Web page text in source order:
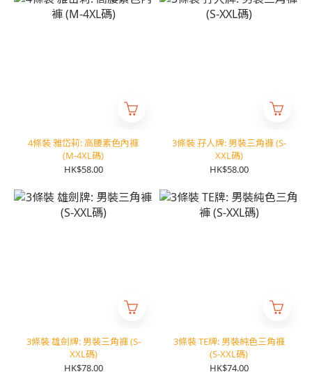
4條裝 雅岱莉: 高腰素色內褲
(M-4XL碼)
HK$58.00
3條裝 孖人牌: 男裝三角褲 (S-
XXL碼)
HK$58.00
3條裝 雄劍牌: 男裝三角褲 (S-
XXL碼)
HK$78.00
3條裝 TE牌: 男裝純色三角褲
(S-XXL碼)
HK$74.00